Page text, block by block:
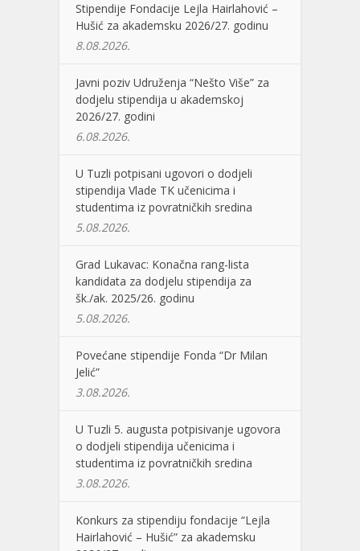
Stipendije Fondacije Lejla Hairlahović –
Hušić za akademsku 2026/27. godinu
8.08.2026.
Javni poziv Udruženja “Nešto Više” za
dodjelu stipendija u akademskoj
2026/27. godini
6.08.2026.
U Tuzli potpisani ugovori o dodjeli
stipendija Vlade TK učenicima i
studentima iz povratničkih sredina
5.08.2026.
Grad Lukavac: Konačna rang-lista
kandidata za dodjelu stipendija za
šk./ak. 2025/26. godinu
5.08.2026.
Povećane stipendije Fonda “Dr Milan
Jelić”
3.08.2026.
U Tuzli 5. augusta potpisivanje ugovora
o dodjeli stipendija učenicima i
studentima iz povratničkih sredina
3.08.2026.
Konkurs za stipendiju fondacije “Lejla
Hairlahović – Hušić” za akademsku